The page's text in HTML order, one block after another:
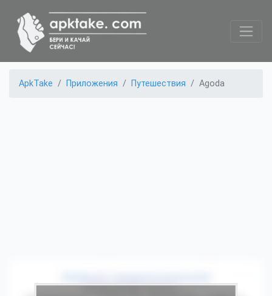
ApkTake Приложения Путешествия Agoda